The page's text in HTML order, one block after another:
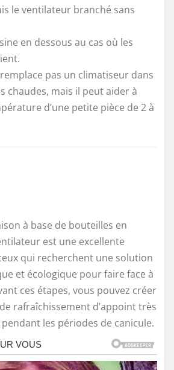
le ventilateur branché sans
en dessous au cas où les
pas un climatiseur dans
chaudes, mais il peut aider à
d’une petite pièce de 2 à
à base de bouteilles en
est une excellente
qui recherchent une solution
et écologique pour faire face à
ces étapes, vous pouvez créer
rafraîchissement d’appoint très
les périodes de canicule.